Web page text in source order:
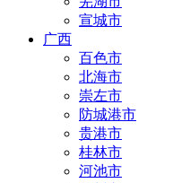
宣城市
广西
百色市
北海市
崇左市
防城港市
贵港市
桂林市
河池市